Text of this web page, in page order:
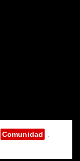
Comunidad